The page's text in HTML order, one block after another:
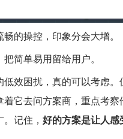
的操控，印象分会大增。
简单易用留给用户。
效困扰，真的可以考虑
它去问方案商，重点考察
记住， 好的方案是让人感